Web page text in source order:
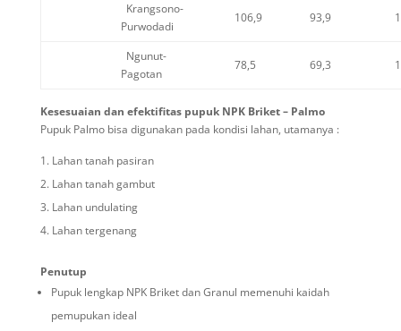
Krangsono-
Purwodadi
106,9 93,9
Ngunut-
Pagotan
78,5 69,3
Kesesuaian dan efektifitaspupuk NPK Briket – Palmo
Pupuk Palmo bisa digunakan pada kondisi lahan, utamanya :
Lahan tanah pasiran
Lahan tanah gambut
Lahan undulating
Lahan tergenang
Penutup
Pupuk lengkap NPK Briket dan Granul memenuhi kaidah
pemupukan ideal